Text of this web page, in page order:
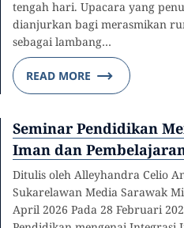
tengah hari. Upacara yang
dianjurkan bagi merasmikan
sebagai lambang…
READ MORE
Seminar Pendidikan
Iman dan
Ditulis oleh Alleyhandra Celio
Sukarelawan Media Sarawak
April 2026 Pada 28 Februari